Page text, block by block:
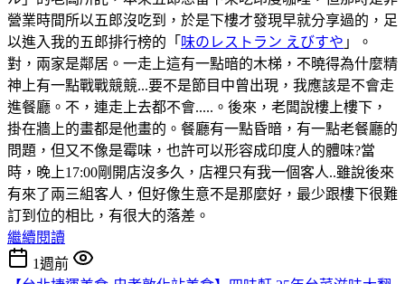
營業時間所以五郎沒吃到，於是下樓才發現早就分享過的，足
以進入我的五郎排行榜的「 味のレストラン えびすや 」。
對，兩家是鄰居。一走上這有一點暗的木梯，不曉得為什麼精
神上有一點戰戰競競...要不是節目中曾出現，我應該是不會走
進餐廳。不，連走上去都不會.....。後來，老闆說樓上樓下，
掛在牆上的畫都是他畫的。餐廳有一點昏暗，有一點老餐廳的
問題，但又不像是霉味，也許可以形容成印度人的體味?當
時，晚上17:00剛開店沒多久，店裡只有我一個客人..雖說後來
有來了兩三組客人，但好像生意不是那麼好，最少跟樓下很難
訂到位的相比，有很大的落差。
繼續閱讀
1週前